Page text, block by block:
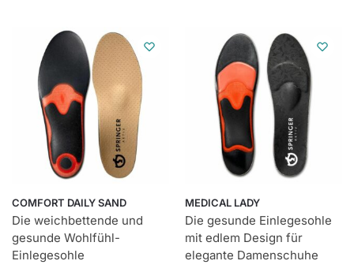
COMFORT DAILY SAND
Die weichbettende und
gesunde Wohlfühl-
Einlegesohle
MEDICAL LADY
Die gesunde Einlegesohle
mit edlem Design für
elegante Damenschuhe